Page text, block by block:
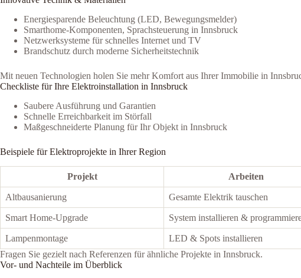
Energiesparende Beleuchtung (LED, Bewegungsmelder)
Smarthome-Komponenten, Sprachsteuerung in Innsbruck
Netzwerksysteme für schnelles Internet und TV
Brandschutz durch moderne Sicherheitstechnik
Mit neuen Technologien holen Sie mehr Komfort aus Ihrer Immobilie in
Checkliste für Ihre Elektroinstallation in Innsbruck
Saubere Ausführung und Garantien
Schnelle Erreichbarkeit im Störfall
Maßgeschneiderte Planung für Ihr Objekt in Innsbruck
Beispiele für Elektroprojekte in Ihrer Region
Projekt Arbeiten
Altbausanierung Gesamte Elektrik tauschen
Smart Home-Upgrade System installieren &
Lampenmontage LED & Spots installieren
Fragen Sie gezielt nach Referenzen für ähnliche Projekte in Innsbruck.
Vor- und Nachteile im Überblick